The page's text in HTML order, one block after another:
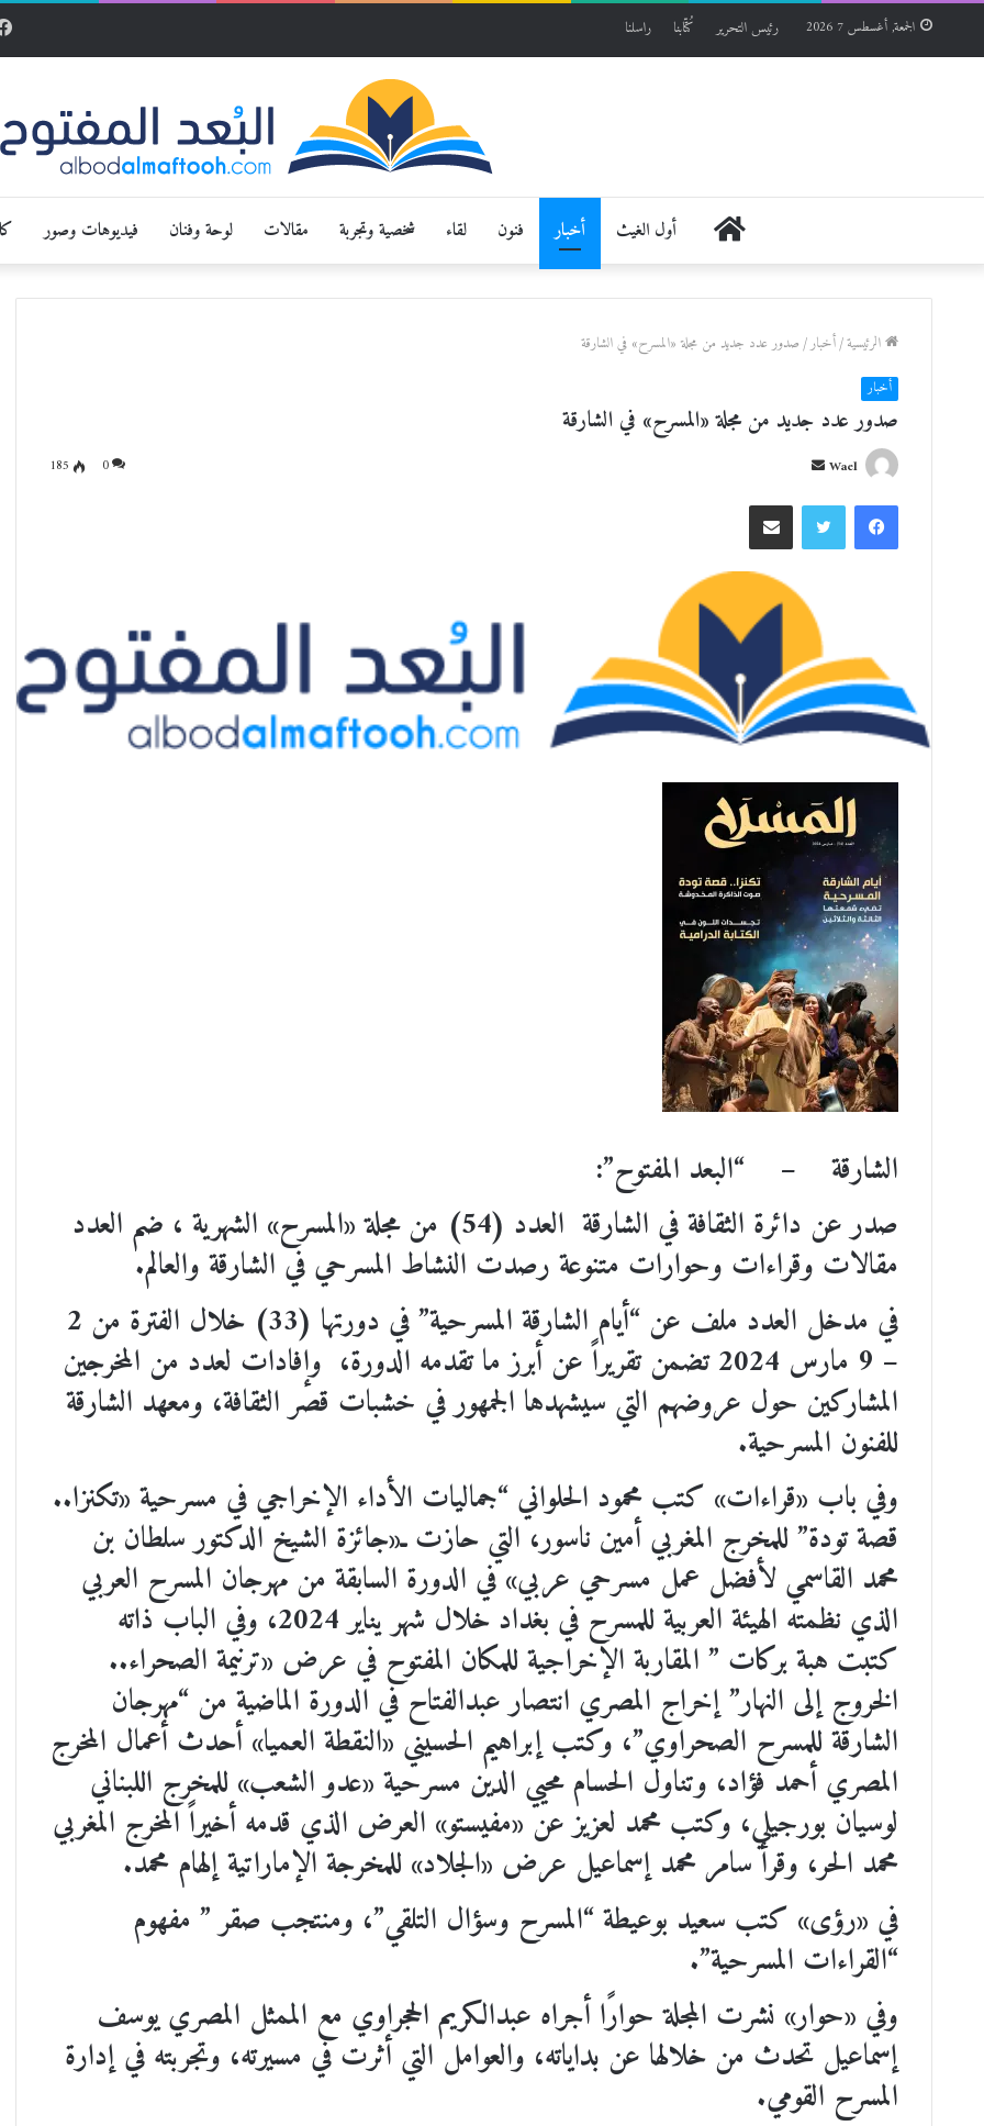
الجمعة, أغسطس 7 2026 رئيس التحرير كُتّابنا راسلنا
الرئيسيةأول الغيث أخبار فنون لقاء شخصية وتجربة مقالات لوحة وفنان فيديوهات وصور
الرئيسية/أخبار/صدور عدد جديد من مجلة «المسرح» في الشارقة
أخبار
صدور عدد جديد من مجلة «المسرح» في الشارقة
Wael
ل
ر
ا
إ
ل
ت
ر
و
0
185
فيسبوك
الشارقة – “البعد المفتوح”:
صدر عن دائرة الثقافة في الشارقة العدد (54) من مجلة «المسرح» الشهرية ، ضم العدد
مقالات وقراءات وحوارات متنوعة رصدت النشاط المسرحي في الشارقة والعالم.
في مدخل العدد ملف عن “أيام الشارقة المسرحية” في دورتها (33) خلال الفترة من 2
– 9 مارس 2024 تضمن تقريراً عن أبرز ما تقدمه الدورة، وإفادات لعدد من المخرجين
المشاركين حول عروضهم التي سيشهدها الجمهور في خشبات قصر الثقافة، ومعهد الشارقة
للفنون المسرحية.
وفي باب «قراءات» كتب محمود الحلواني “جماليات الأداء الإخراجي في مسرحية «تكنزا..
قصة تودة” للمخرج المغربي أمين ناسور، التي حازت ـ«جائزة الشيخ الدكتور سلطان بن
محمد القاسمي لأفضل عمل مسرحي عربي» في الدورة السابقة من مهرجان المسرح العربي
الذي نظمته الهيئة العربية للمسرح في بغداد خلال شهر يناير 2024، وفي الباب ذاته
كتبت هبة بركات ” المقاربة الإخراجية للمكان المفتوح في عرض «ترنيمة الصحراء..
الخروج إلى النهار” إخراج المصري انتصار عبدالفتاح في الدورة الماضية من “مهرجان
الشارقة للمسرح الصحراوي”، وكتب إبراهيم الحسيني «النقطة العميا» أحدث أعمال المخرج
المصري أحمد فؤاد، وتناول الحسام محيي الدين مسرحية «عدو الشعب» للمخرج اللبناني
لوسيان بورجيلي، وكتب محمد لعزيز عن «مفيستو» العرض الذي قدمه أخيراً المخرج المغربي
محمد الحر، وقرأ سامر محمد إسماعيل عرض «الجلاد» للمخرجة الإماراتية إلهام محمد.
في «رؤى» كتب سعيد بوعيطة “المسرح وسؤال التلقي”، ومنتجب صقر ” مفهوم
“القراءات المسرحية”.
وفي «حوار» نشرت المجلة حوارًا أجراه عبدالكريم الحجراوي مع الممثل المصري يوسف
إسماعيل تحدث من خلالها عن بداياته، والعوامل التي أثرت في مسيرته، وتجربته في إدارة
المسرح القومي.